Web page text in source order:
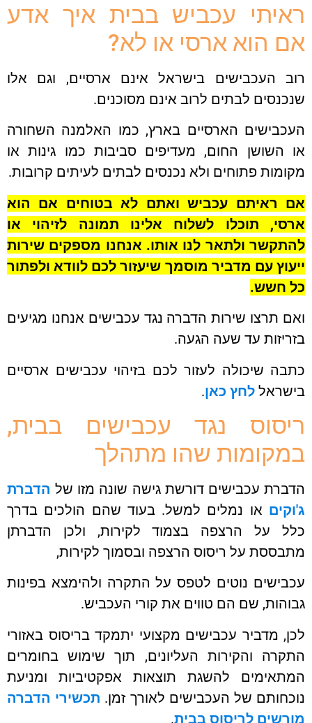
עכביש בבית איך אדע
הוא ארסי או לא?
העכבישים בישראל אינם ארסיים, וגם אלו
לבתים לרוב אינם מסוכנים.
הארסיים בארץ, כמו האלמנה השחורה
השושן החום, מעדיפים סביבות כמו גינות או
פתוחים ולא נכנסים לבתים לעיתים קרובות.
ראיתם עכביש ואתם לא בטוחים אם הוא
תוכלו לשלוח אלינו תמונה לזיהוי או
ולתאר לנו אותו. אנחנו מספקים שירות
עם מדביר מוסמך שיעזור לכם לוודא ולפתור
חשש.
תרצו שירות הדברה נגד עכבישים אנחנו מגיעים
עד שעה הגעה.
שיכולה לעזור לכם בזיהוי עכבישים ארסיים
לחץ כאן .
נגד עכבישים בבית,
שהו מתהלך
עכבישים דורשת גישה שונה מזו שלהדברת
או נמלים למשל. בעוד שהם הולכים בדרך
על הרצפה בצמוד לקירות, ולכן הדברתן
על ריסוס הרצפה ובסמוך לקירות,
נוטים לטפס על התקרה ולהימצא בפינות
שם הם טווים את קורי העכביש.
מדביר עכבישים מקצועי יתמקד בריסוס באזורי
והקירות העליונים, תוך שימוש בחומרים
להשגת תוצאות אפקטיביות ומניעת
של העכבישים לאורך זמן.תכשירי הדברה
לריסוס בבית.